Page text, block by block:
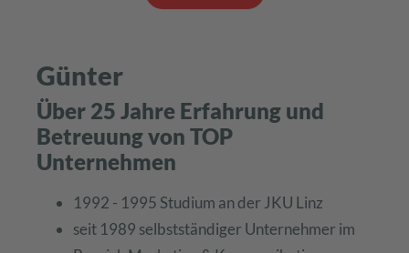
Günter
Über 25 Jahre Erfahrung und
Betreuung von TOP
Unternehmen
1992 - 1995 Studium an der JKU Linz
seit 1989 selbstständiger Unternehmer im